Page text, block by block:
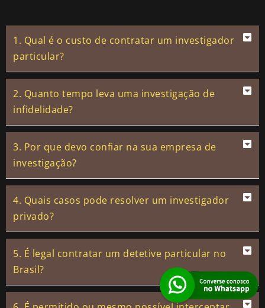
1. Qual é o custo de contratar um investigador
particular?
2. Quanto tempo leva uma investigação de
infidelidade?
3. Por que devo confiar na sua empresa de
investigação?
4. Quais casos pode resolver um investigador
privado?
5. É legal contratar um detetive particular no
Brasil?